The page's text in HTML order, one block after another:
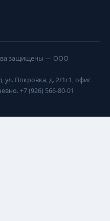
защищены — ООО
ул. Покровка, д. 2/1с1, офис
+7 (926) 566-80-01